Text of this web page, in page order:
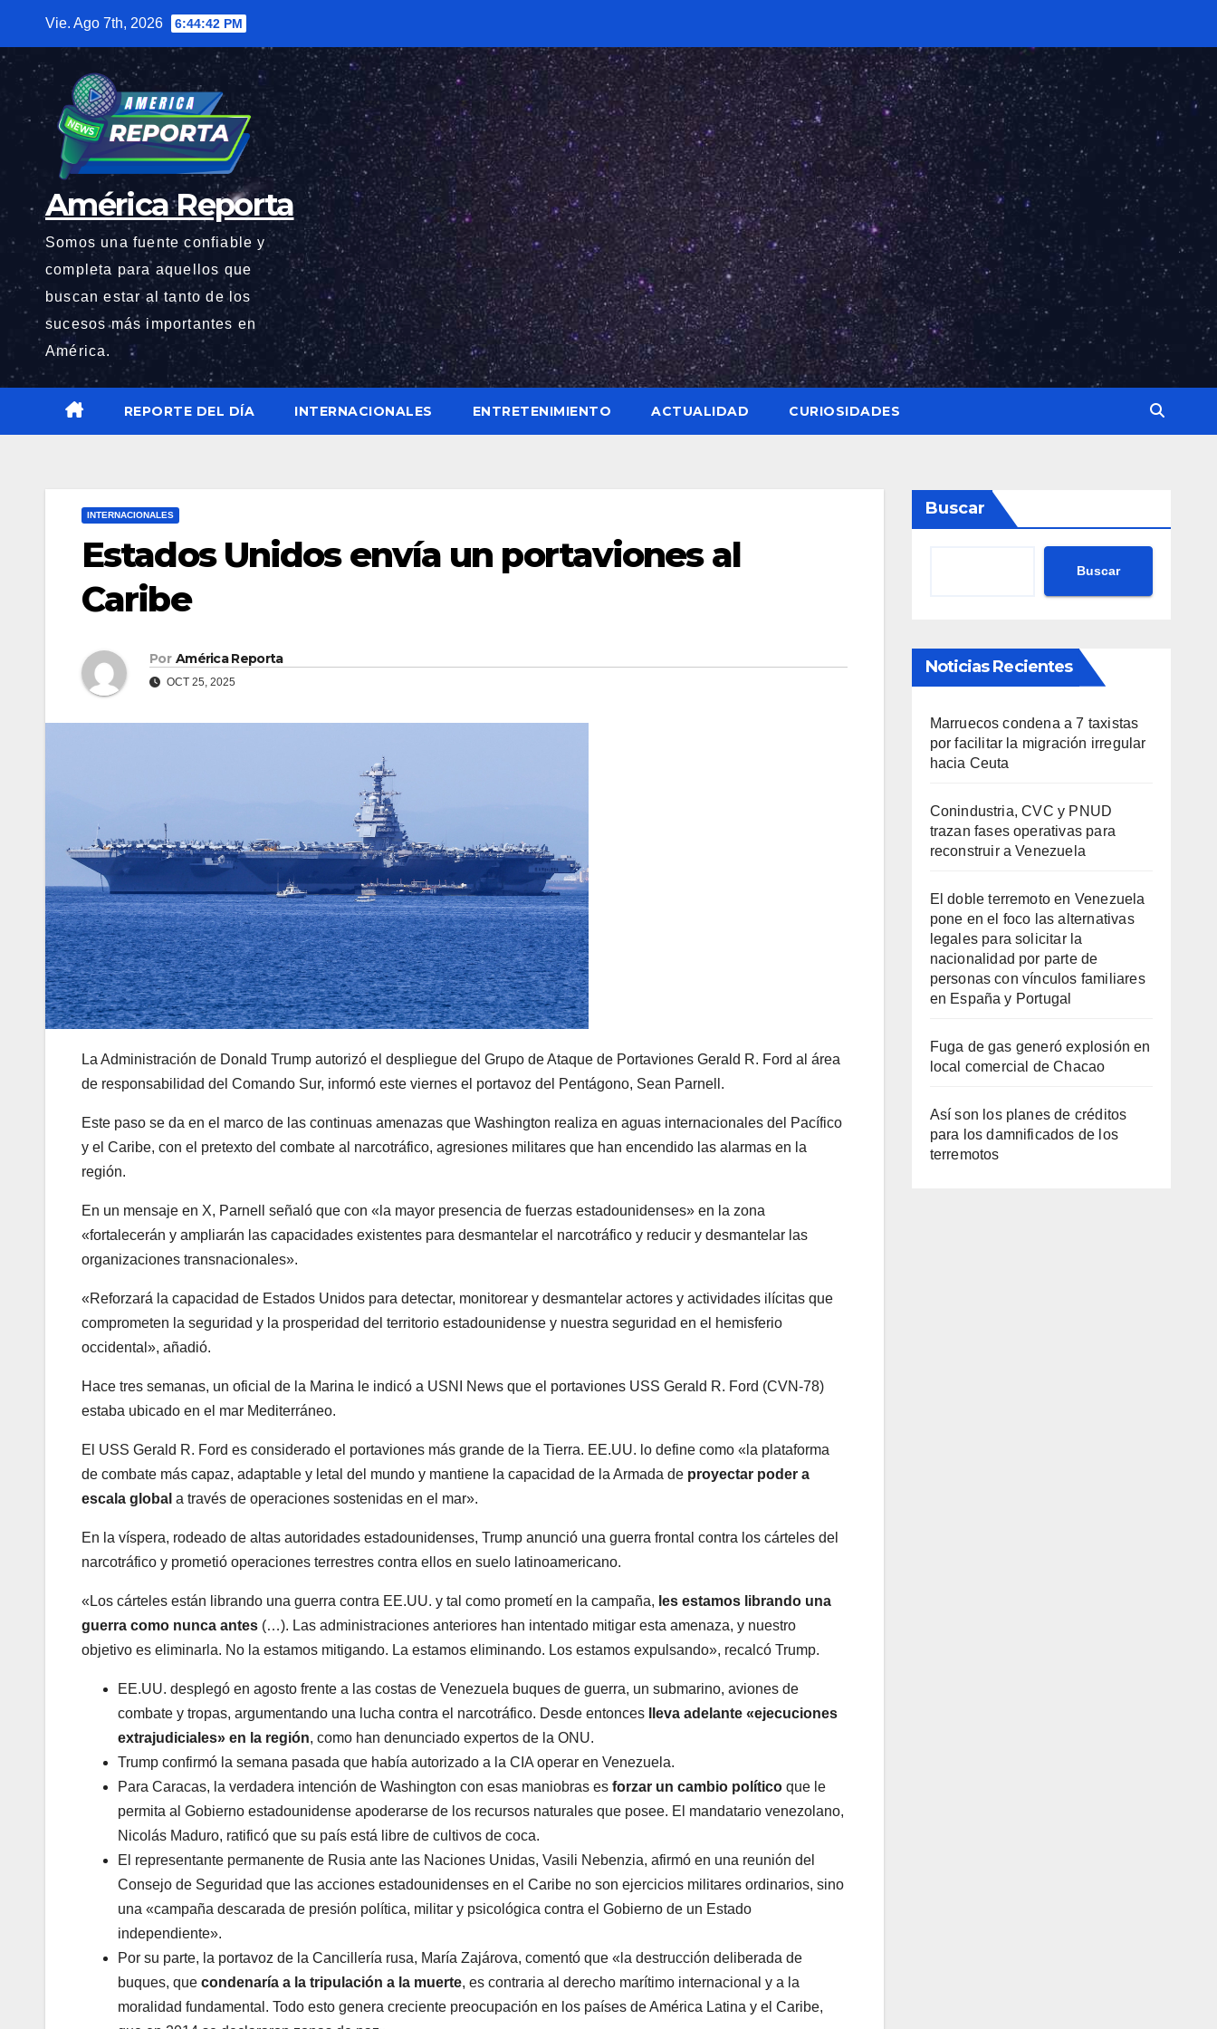
contenido
Vie. Ago 7th, 2026 6:44:43 PM
América Reporta
Somos una fuente confiable y
completa para aquellos que
buscan estar al tanto de los
sucesos más importantes en
América.
REPORTE DEL DÍA INTERNACIONALES ENTRETENIMIENTO ACTUALIDAD CURIOSIDADES
INTERNACIONALES
Estados Unidos envía un portaviones al
Caribe
Por América Reporta
OCT 25, 2025
La Administración de Donald Trump autorizó el despliegue del Grupo de Ataque de Portaviones Gerald R. Ford al área
de responsabilidad del Comando Sur, informó este viernes el portavoz del Pentágono, Sean Parnell.
Este paso se da en el marco de las continuas amenazas que Washington realiza en aguas internacionales del Pacífico
y el Caribe, con el pretexto del combate al narcotráfico, agresiones militares que han encendido las alarmas en la
región.
En un mensaje en X, Parnell señaló que con «la mayor presencia de fuerzas estadounidenses» en la zona
«fortalecerán y ampliarán las capacidades existentes para desmantelar el narcotráfico y reducir y desmantelar las
organizaciones transnacionales».
«Reforzará la capacidad de Estados Unidos para detectar, monitorear y desmantelar actores y actividades ilícitas que
comprometen la seguridad y la prosperidad del territorio estadounidense y nuestra seguridad en el hemisferio
occidental», añadió.
Hace tres semanas, un oficial de la Marina le indicó a USNI News que el portaviones USS Gerald R. Ford (CVN-78)
estaba ubicado en el mar Mediterráneo.
El USS Gerald R. Ford es considerado el portaviones más grande de la Tierra. EE.UU. lo define como «la plataforma
de combate más capaz, adaptable y letal del mundo y mantiene la capacidad de la Armada de proyectar poder a
escala global a través de operaciones sostenidas en el mar».
En la víspera, rodeado de altas autoridades estadounidenses, Trump anunció una guerra frontal contra los cárteles del
narcotráfico y prometió operaciones terrestres contra ellos en suelo latinoamericano.
«Los cárteles están librando una guerra contra EE.UU. y tal como prometí en la campaña, les estamos librando una
guerra como nunca antes (…). Las administraciones anteriores han intentado mitigar esta amenaza, y nuestro
objetivo es eliminarla. No la estamos mitigando. La estamos eliminando. Los estamos expulsando», recalcó Trump.
EE.UU. desplegó en agosto frente a las costas de Venezuela buques de guerra, un submarino, aviones de
combate y tropas, argumentando una lucha contra el narcotráfico. Desde entonces
lleva adelante «ejecuciones
extrajudiciales» en la región, como han denunciado expertos de la ONU.
Trump confirmó la semana pasada que había autorizado a la CIA operar en Venezuela.
Para Caracas, la verdadera intención de Washington con esas maniobras es forzar un cambio político que le
permita al Gobierno estadounidense apoderarse de los recursos naturales que posee. El mandatario venezolano,
Nicolás Maduro, ratificó que su país está libre de cultivos de coca.
El representante permanente de Rusia ante las Naciones Unidas, Vasili Nebenzia, afirmó en una reunión del
Consejo de Seguridad que las acciones estadounidenses en el Caribe no son ejercicios militares ordinarios, sino
una «campaña descarada de presión política, militar y psicológica contra el Gobierno de un Estado
independiente».
Por su parte, la portavoz de la Cancillería rusa, María Zajárova, comentó que «la destrucción deliberada de
buques, que condenaría a la tripulación a la muerte, es contraria al derecho marítimo internacional y a la
moralidad fundamental. Todo esto genera creciente preocupación en los países de América Latina y el Caribe,
Buscar
Buscar
Noticias Recientes
Marruecos condena a 7 taxistas
por facilitar la migración irregular
hacia Ceuta
Conindustria, CVC y PNUD
trazan fases operativas para
reconstruir a Venezuela
El doble terremoto en Venezuela
pone en el foco las alternativas
legales para solicitar la
nacionalidad por parte de
personas con vínculos familiares
en España y Portugal
Fuga de gas generó explosión en
local comercial de Chacao
Así son los planes de créditos
para los damnificados de los
terremotos